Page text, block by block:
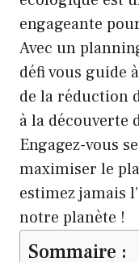
engageante
Avec un
défi vous guide
de la réduction
à la découverte
Engagez-vous
maximiser le
estimez jamais
notre planète !
Sommaire :